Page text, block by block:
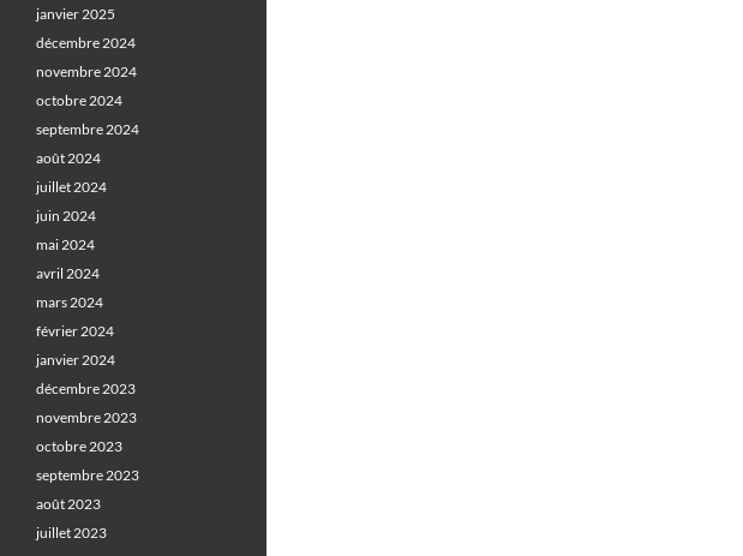
janvier 2025
décembre 2024
novembre 2024
octobre 2024
septembre 2024
août 2024
juillet 2024
juin 2024
mai 2024
avril 2024
mars 2024
février 2024
janvier 2024
décembre 2023
novembre 2023
octobre 2023
septembre 2023
août 2023
juillet 2023